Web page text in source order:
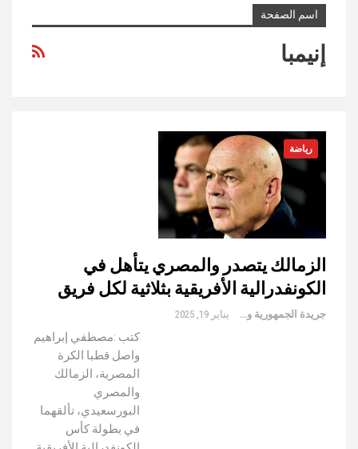
اسم الصفحة
إنيمبا
رياضة
الزمالك يتصدر والمصري يتأهل في
الكونفدرالية الأفريقية بثلاثية لكل فريق
جريدة الجمهورية والعالم يناير 19, 2025
كتب :مصطفي إبراهيم
واصل قطبا الكرة
المصرية، الزمالك
والمصري
البورسعيدي، تألقهما
في بطولة كأس